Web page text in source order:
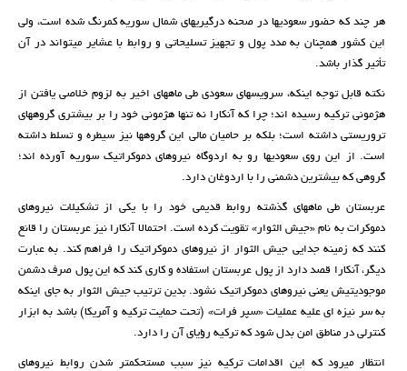
هر چند که حضور سعودیها در صحنه درگیریهای شمال سوریه کمرنگ شده است، ولی
این کشور همچنان به مدد پول و تجهیز تسلیحاتی و روابط با عشایر میتواند در آن
تأثیر گذار باشد.
نکته قابل توجه اینکه، سرویسهای سعودی طی ماههای اخیر به لزوم خلاصی یافتن از
هژمونی ترکیه رسیده اند؛ چرا که آنکارا نه تنها هژمونی خود را بر بیشتری گروههای
تروریستی داشته است؛ بلکه بر حامیان مالی این گروهها نیز سیطره و تسلط داشته
است. از این روی سعودیها رو به اردوگاه نیروهای دموکراتیک سوریه آورده اند؛
گروهی که بیشترین دشمنی را با اردوغان دارد.
عربستان طی ماههای گذشته روابط قدیمی خود را با یکی از تشکیلات نیروهای
دموکرات به نام «جیش الثوار» تقویت کرده است. احتمالا آنکارا نیز عربستان را قانع
کنند که زمینه جدایی جیش الثوار از نیروهای دموکراتیک را فراهم کند. به عبارت
دیگر، آنکارا قصد دارد از پول عربستان استفاده و کاری کند که این پول صرف دشمن
موجودیتیش یعنی نیروهای دموکراتیک نشود. بدین ترتیب جیش الثوار به جای اینکه
به سر نیزه ای علیه عملیات «سپر فرات» (تحت حمایت ترکیه و آمریکا) باشد به ابزار
کنترلی در مناطق امن بدل شود که ترکیه رؤیای آن را دارد.
انتظار میرود که این اقدامات ترکیه نیز سبب مستحکمتر شدن روابط نیروهای